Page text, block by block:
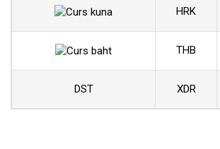
HRK
THB
DST XDR